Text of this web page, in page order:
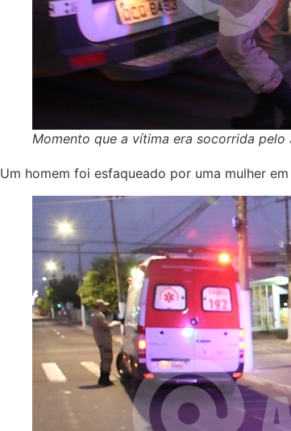
Momento que a vítima era socorrida pelo
Um homem foi esfaqueado por uma mulher